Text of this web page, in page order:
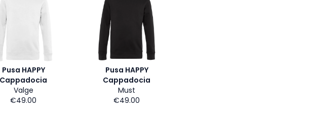
Pusa HAPPY
Cappadocia
Valge
€49.00
Pusa HAPPY
Cappadocia
Must
€49.00